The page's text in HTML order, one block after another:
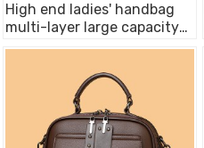
High end ladies' handbag
multi-layer large capacity
commuting bag(Brown)